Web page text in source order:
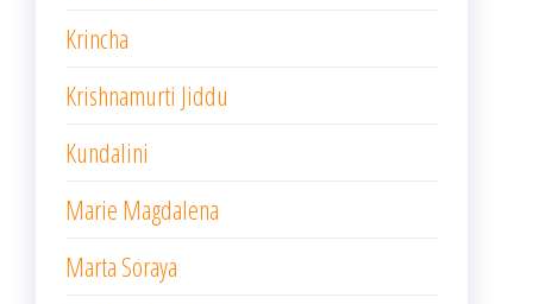
Krincha
Krishnamurti Jiddu
Kundalini
Marie Magdalena
Marta Soraya